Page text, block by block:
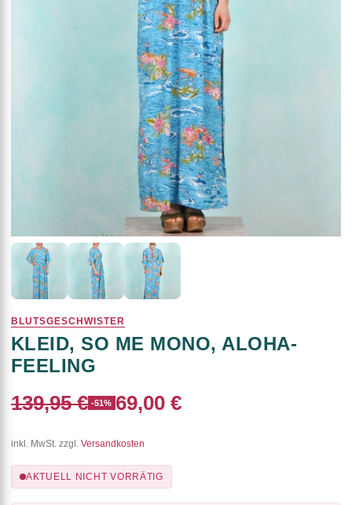
BLUTSGESCHWISTER
KLEID, SO ME MONO, ALOHA-
FEELING
139,95 € -51% 69,00 €
inkl. MwSt. zzgl. Versandkosten
AKTUELL NICHT VORRÄTIG